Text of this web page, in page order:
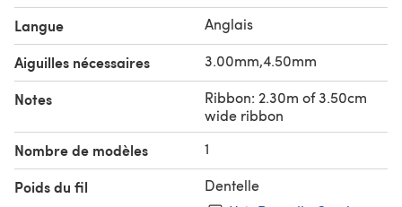
Langue Anglais
Aiguilles nécessaires 3.00mm,4.50mm
Notes
Ribbon: 2.30m of 3.50cm
wide ribbon
Nombre de modèles 1
Poids du fil
Dentelle